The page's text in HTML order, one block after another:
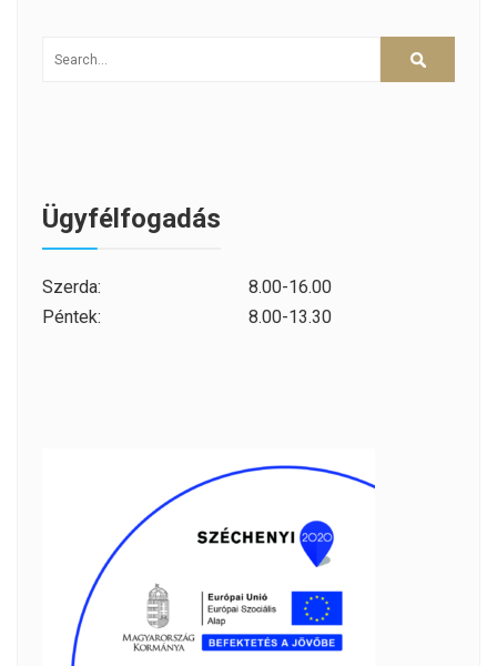
Ügyfélfogadás
Szerda:
8.00-16.00
Péntek:
8.00-13.30